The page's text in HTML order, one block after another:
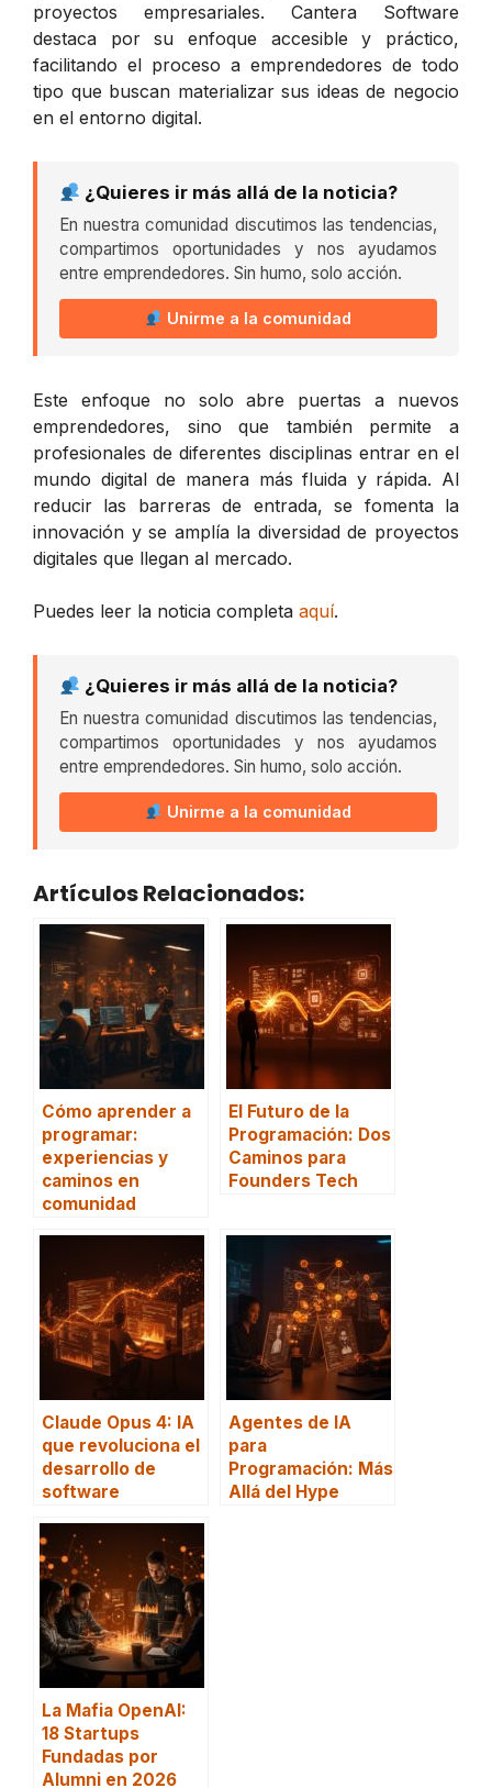
proyectos empresariales. Cantera Software
destaca por su enfoque accesible y práctico,
facilitando el proceso a emprendedores de todo
tipo que buscan materializar sus ideas de negocio
en el entorno digital.
¿Quieres ir más allá de la noticia?
En nuestra comunidad discutimos las tendencias,
compartimos oportunidades y nos ayudamos
entre emprendedores. Sin humo, solo acción.
Unirme a la comunidad
Este enfoque no solo abre puertas a nuevos
emprendedores, sino que también permite a
profesionales de diferentes disciplinas entrar en el
mundo digital de manera más fluida y rápida. Al
reducir las barreras de entrada, se fomenta la
innovación y se amplía la diversidad de proyectos
digitales que llegan al mercado.
Puedes leer la noticia completa aquí.
¿Quieres ir más allá de la noticia?
En nuestra comunidad discutimos las tendencias,
compartimos oportunidades y nos ayudamos
entre emprendedores. Sin humo, solo acción.
Unirme a la comunidad
Artículos Relacionados:
Cómo aprender a
programar:
experiencias y
caminos en
comunidad
El Futuro de la
Programación: Dos
Caminos para
Founders Tech
Claude Opus 4: IA
que revoluciona el
desarrollo de
software
Agentes de IA
para
Programación: Más
Allá del Hype
La Mafia OpenAI:
18 Startups
Fundadas por
Alumni en 2026